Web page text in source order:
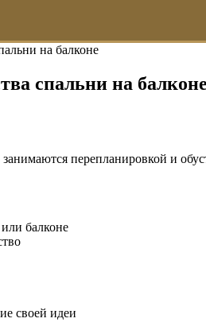
на балконе
спальни на балконе
перепланировкой и
балконе
своей идеи